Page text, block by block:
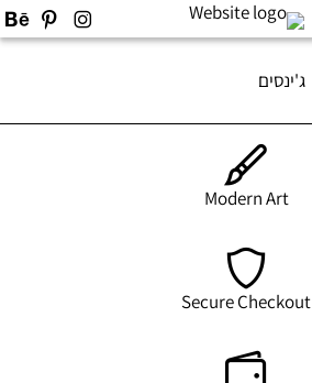
ג'ינסים
Modern Art
Secure Checkout